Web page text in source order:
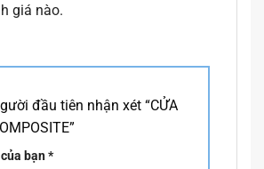
giá nào.
đầu tiên nhận xét “CỬA
bạn*